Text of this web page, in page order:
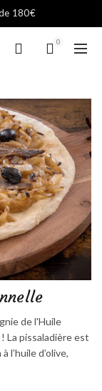
180€
0
de l'Huile
La pissaladière est
l’huile d’olive,